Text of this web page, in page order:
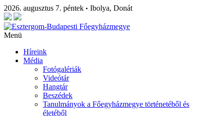
2026. augusztus 7. péntek • Ibolya, Donát
Menü
Híreink
Média
Fotógalériák
Videótár
Hangtár
Beszédek
Tanulmányok a Főegyházmegye történetéből és
életéből